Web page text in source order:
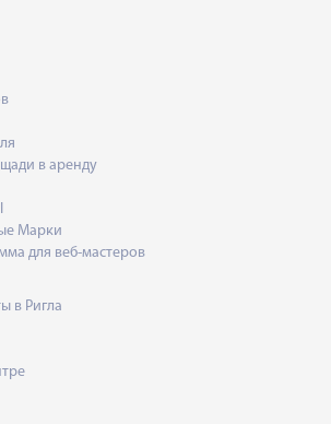
в аренду
Марки
для веб-мастеров
в Ригла